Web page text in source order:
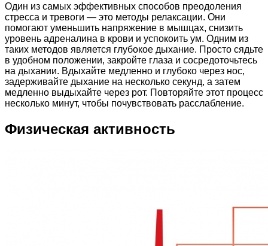
Один из самых эффективных способов преодоления
стресса и тревоги — это методы релаксации. Они
помогают уменьшить напряжение в мышцах, снизить
уровень адреналина в крови и успокоить ум. Одним из
таких методов является глубокое дыхание. Просто сядьте
в удобном положении, закройте глаза и сосредоточьтесь
на дыхании. Вдыхайте медленно и глубоко через нос,
задерживайте дыхание на несколько секунд, а затем
медленно выдыхайте через рот. Повторяйте этот процесс
несколько минут, чтобы почувствовать расслабление.
Физическая активность